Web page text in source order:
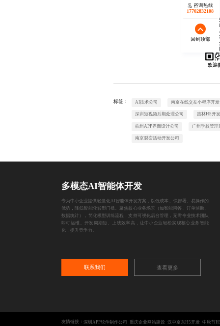
欢迎
标签： AI技术公司 南京在线交友小程序开发
深圳短视频后期处理公司 吉林H5开发
杭州APP界面设计公司 广州学校管理
南京裂变活动开发公司
咨询热线
17702832108
回到顶部
多模态AI智能体开发
专为中小企业提供轻量化AI智能体开发方案，以低成本、快部署、易操作的
优势，降低智能化转型门槛。聚焦核心业务场景（如智能问答、订单辅助、
数据统计），简化模型训练流程，支持可视化后台管理，无需专业技术团队
即可运维。开发周期短、上线效率高，让中小企业轻松实现核心业务智能
化，提升竞争力。
联系我们 查看更多
友情链接： 深圳APP软件制作公司 重庆企业网站建设 汉中京东H5开发 中秋节